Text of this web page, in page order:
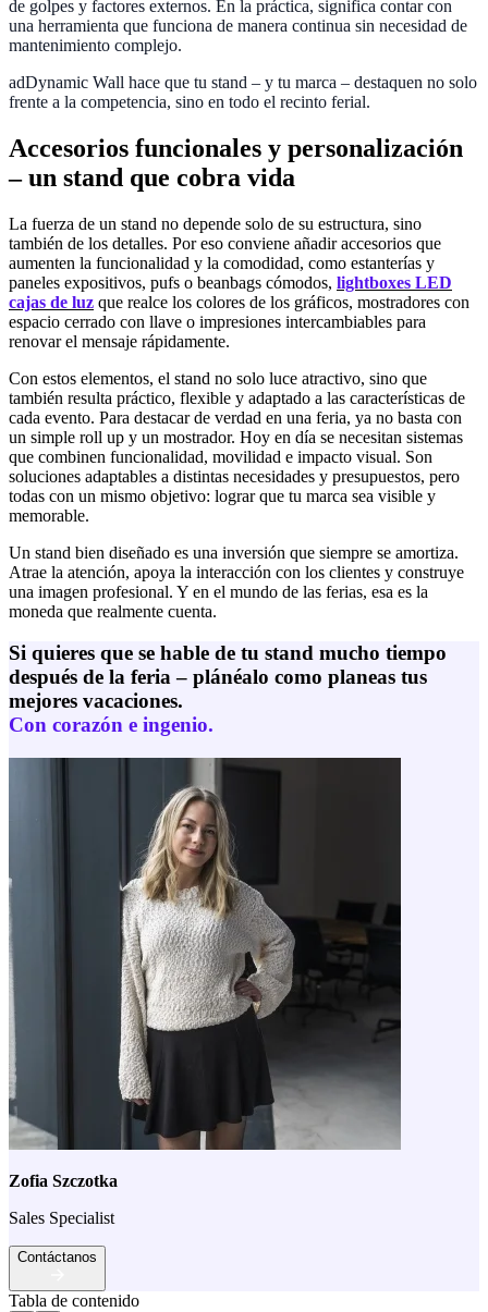
de golpes y factores externos. En la práctica, significa contar con
una herramienta que funciona de manera continua sin necesidad de
mantenimiento complejo.
adDynamic Wall hace que tu stand – y tu marca – destaquen no solo
frente a la competencia, sino en todo el recinto ferial.
Accesorios funcionales y personalización
– un stand que cobra vida
La fuerza de un stand no depende solo de su estructura, sino
también de los detalles. Por eso conviene añadir accesorios que
aumenten la funcionalidad y la comodidad, como estanterías y
paneles expositivos, pufs o beanbags cómodos, lightboxes LED
cajas de luz que realce los colores de los gráficos, mostradores con
espacio cerrado con llave o impresiones intercambiables para
renovar el mensaje rápidamente.
Con estos elementos, el stand no solo luce atractivo, sino que
también resulta práctico, flexible y adaptado a las características de
cada evento. Para destacar de verdad en una feria, ya no basta con
un simple roll up y un mostrador. Hoy en día se necesitan sistemas
que combinen funcionalidad, movilidad e impacto visual. Son
soluciones adaptables a distintas necesidades y presupuestos, pero
todas con un mismo objetivo: lograr que tu marca sea visible y
memorable.
Un stand bien diseñado es una inversión que siempre se amortiza.
Atrae la atención, apoya la interacción con los clientes y construye
una imagen profesional. Y en el mundo de las ferias, esa es la
moneda que realmente cuenta.
Si quieres que se hable de tu stand mucho tiempo
después de la feria – plánéalo como planeas tus
mejores vacaciones.
Con corazón e ingenio.
Zofia Szczotka
Sales Specialist
Contáctanos
Tabla de contenido